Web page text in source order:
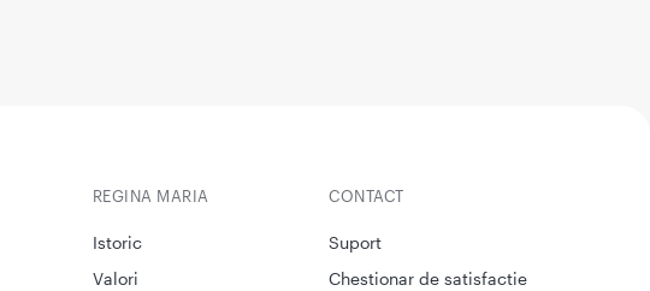
CONTACT
Suport
Chestionar de satisfactie
REGINA MARIA
Istoric
Valori